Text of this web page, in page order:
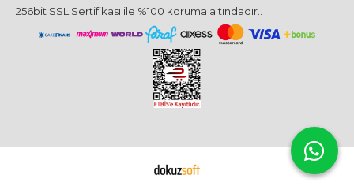
256bit SSL Sertifikası ile %100 koruma altındadır..